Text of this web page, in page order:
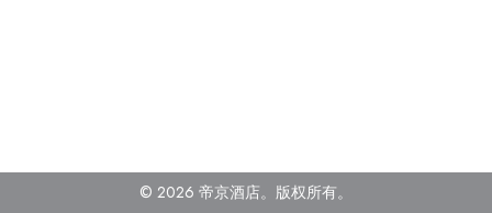
© 2026 帝京酒店。 版权所有。